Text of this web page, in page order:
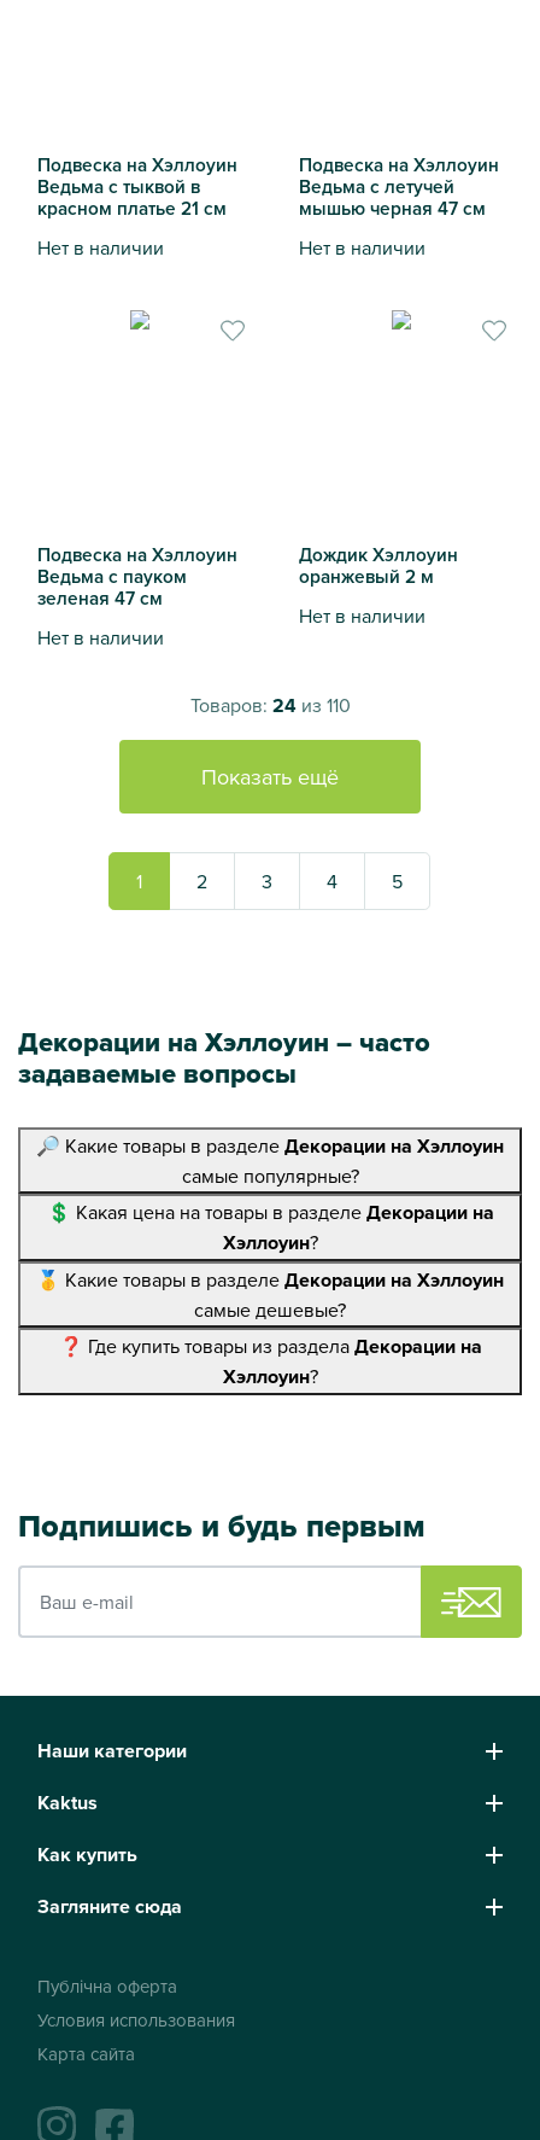
Подвеска на Хэллоуин
Ведьма с тыквой в
красном платье 21 см
Нет в наличии
Подвеска на Хэллоуин
Ведьма с летучей
мышью черная 47 см
Нет в наличии
Подвеска на Хэллоуин
Ведьма с пауком
зеленая 47 см
Нет в наличии
Дождик Хэллоуин
оранжевый 2 м
Нет в наличии
Товаров: 24из 110
Показать ещё
1 2 3 4 5
Декорации на Хэллоуин – часто
задаваемые вопросы
🔎 Какие товары в разделеДекорации на Хэллоуин
самые популярные?
💲 Какая цена на товары в разделеДекорации на
Хэллоуин?
🥇 Какие товары в разделеДекорации на Хэллоуин
самые дешевые?
❓ Где купить товары из разделаДекорации на
Хэллоуин?
Подпишись и будь первым
Наши категории
Kaktus
Как купить
Загляните сюда
Публічна оферта
Условия использования
Карта сайта
instagramfacebook